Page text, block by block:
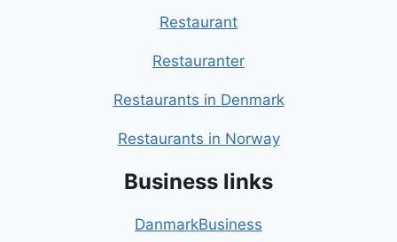
Restaurant
Restauranter
Restaurants in Denmark
Restaurants in Norway
Business links
DanmarkBusiness